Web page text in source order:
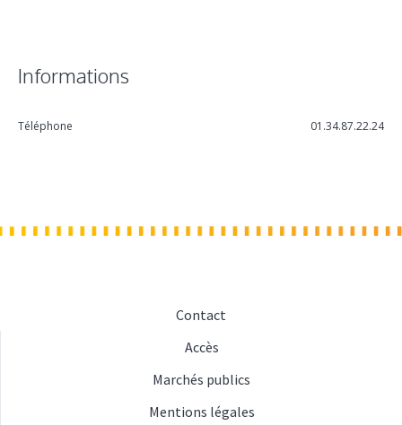
Informations
Téléphone 01.34.87.22.24
Contact
Accès
Marchés publics
Mentions légales